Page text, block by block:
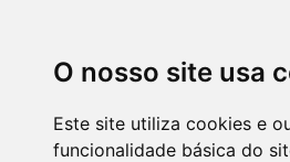
O nosso site usa
Este site utiliza cookies e
funcionalidade básica do